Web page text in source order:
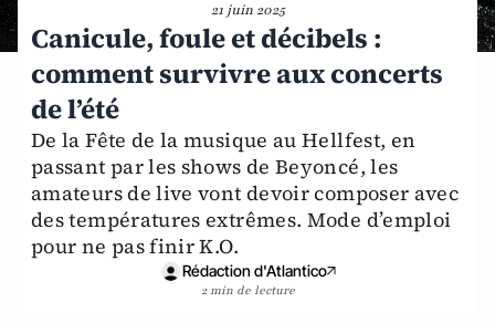
21 juin 2025
Canicule, foule et décibels :
comment survivre aux concerts
de l’été
De la Fête de la musique au Hellfest, en
passant par les shows de Beyoncé, les
amateurs de live vont devoir composer avec
des températures extrêmes. Mode d’emploi
pour ne pas finir K.O.
Rédaction d'Atlantico
2 min de lecture